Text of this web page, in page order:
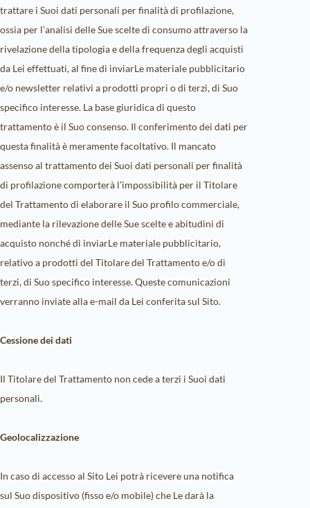
trattare i Suoi dati personali per finalità di profilazione,
ossia per l’analisi delle Sue scelte di consumo attraverso la
rivelazione della tipologia e della frequenza degli acquisti
da Lei effettuati, al fine di inviarLe materiale pubblicitario
e/o newsletter relativi a prodotti propri o di terzi, di Suo
specifico interesse. La base giuridica di questo
trattamento è il Suo consenso. Il conferimento dei dati per
questa finalità è meramente facoltativo. Il mancato
assenso al trattamento dei Suoi dati personali per finalità
di profilazione comporterà l’impossibilità per il Titolare
del Trattamento di elaborare il Suo profilo commerciale,
mediante la rilevazione delle Sue scelte e abitudini di
acquisto nonché di inviarLe materiale pubblicitario,
relativo a prodotti del Titolare del Trattamento e/o di
terzi, di Suo specifico interesse. Queste comunicazioni
verranno inviate alla e-mail da Lei conferita sul Sito.
Cessione dei dati
Il Titolare del Trattamento non cede a terzi i Suoi dati
personali.
Geolocalizzazione
In caso di accesso al Sito Lei potrà ricevere una notifica
sul Suo dispositivo (fisso e/o mobile) che Le darà la